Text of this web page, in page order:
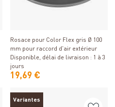
Rosace pour Color Flex gris Ø 100
mm pour raccord d'air extérieur
Disponible, délai de livraison : 1 à 3
jours
19,69 €
Variantes